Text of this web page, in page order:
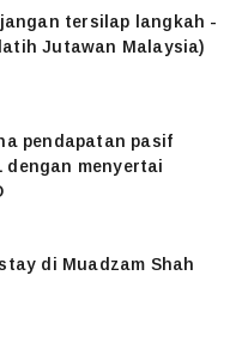
tersilap langkah -
Jutawan Malaysia)
pendapatan pasif
dengan menyertai
di Muadzam Shah